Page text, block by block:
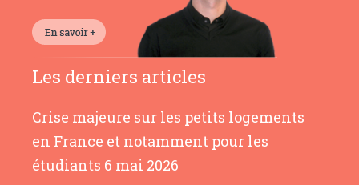
Les derniers articles
Crise majeure sur les petits logements
en France et notamment pour les
étudiants 6 mai 2026